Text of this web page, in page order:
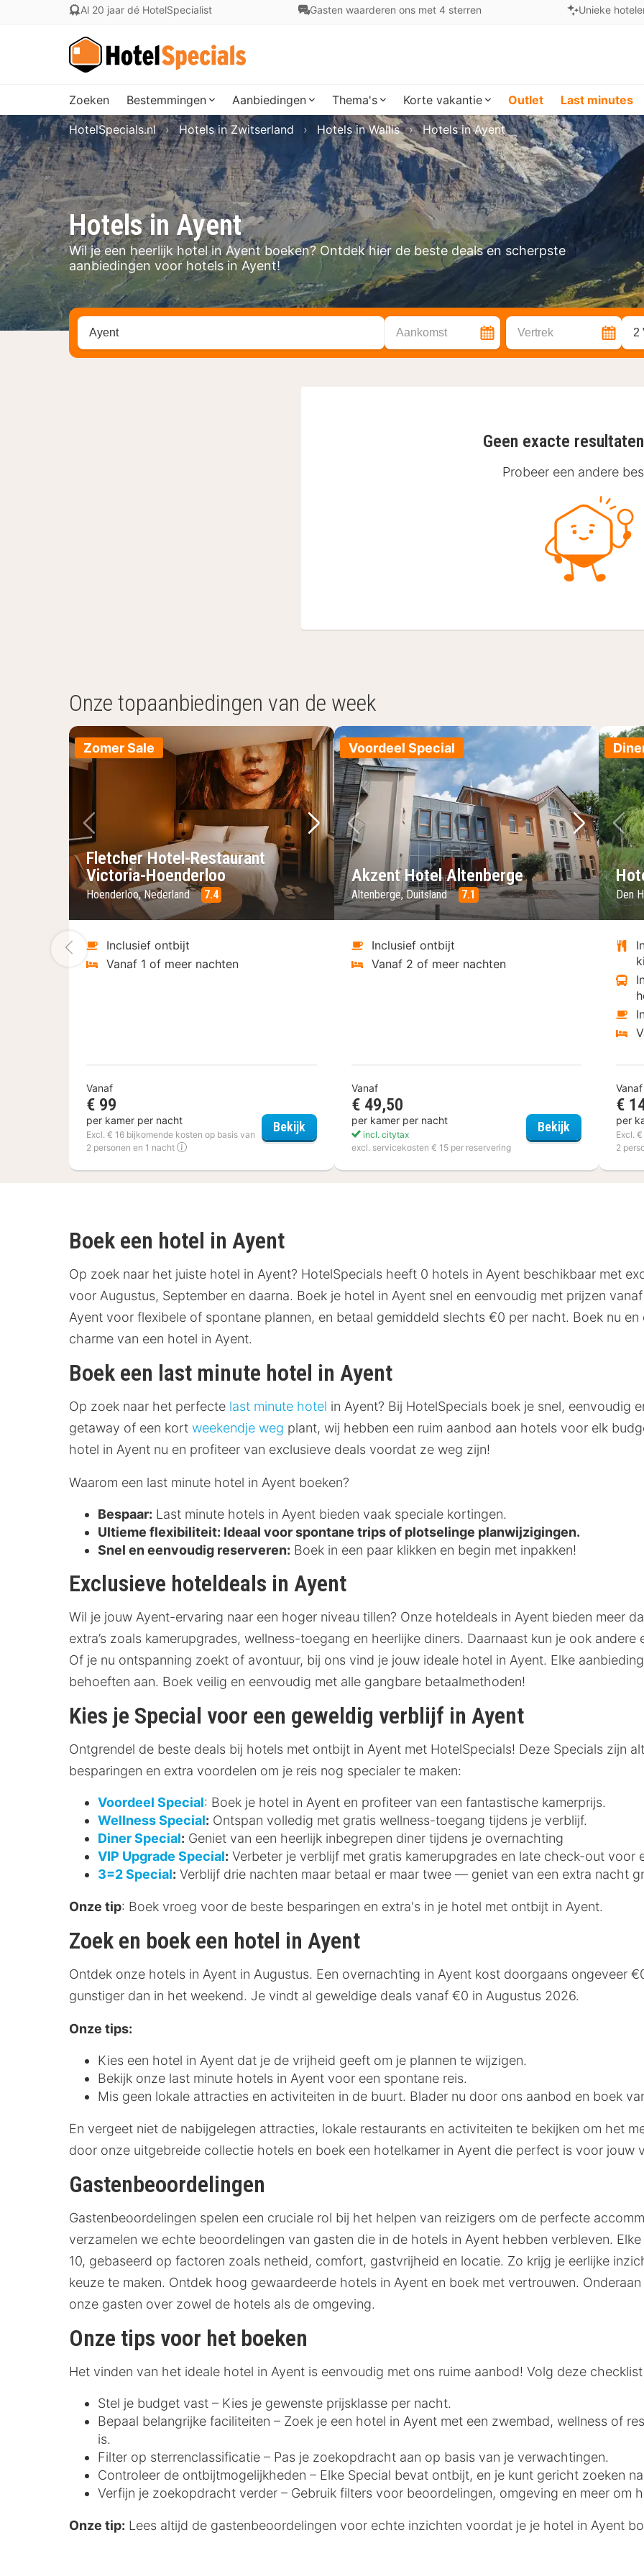
Al 20 jaar dé HotelSpecialist Gasten waarderen ons met 4 sterren Unieke
Zoeken Bestemmingen Aanbiedingen Thema's Korte vakantie Outlet Last minutes
Hotels in Ayent
Wil je een heerlijk hotel in Ayent boeken? Ontdek hier de beste deals en scherpste
aanbiedingen voor hotels in Ayent!
HotelSpecials.nl Hotels in Zwitserland Hotels in Wallis Hotels in Ayent
Zoek op hotel, regio of stad Aankomst Vertrek 2
Geen exacte
Probeer een andere
Onze topaanbiedingen van de week
Zomer Sale
Vorige foto
Volgende foto
Fletcher Hotel-Restaurant
Victoria-Hoenderloo
Hoenderloo, Nederland 7.4
Inclusief ontbijt
Vanaf 1 of meer nachten
Vanaf
€ 99
per kamer per nacht
Excl. € 16 bijkomende kosten op basis van
2 personen en 1 nacht
BekijkFletcher Hotel-Restaurant Victoria-Hoenderloo
Voordeel Special
Vorige foto
Volgende
Akzent Hotel Altenberge
Altenberge, Duitsland 7.1
Inclusief ontbijt
Vanaf 2 of meer nachten
Vanaf
€ 49,50
per kamer per nacht
incl. citytax
excl. servicekosten € 15 per reservering
Bekijk Akzent
Den
Vanaf
€
per
Excl.
2
Vorige foto
Boek een hotel in Ayent
Op zoek naar het juiste hotel in Ayent? HotelSpecials heeft 0 hotels in Ayent beschikbaar met
voor Augustus, September en daarna. Boek je hotel in Ayent snel en eenvoudig met prijzen
Ayent voor flexibele of spontane plannen, en betaal gemiddeld slechts €0 per nacht. Boek nu
charme van een hotel in Ayent.
Boek een last minute hotel in Ayent
Op zoek naar het perfecte last minute hotel in Ayent? Bij HotelSpecials boek je snel, eenvoudig
getaway of een kort weekendje weg plant, wij hebben een ruim aanbod aan hotels voor elk
hotel in Ayent nu en profiteer van exclusieve deals voordat ze weg zijn!
Waarom een last minute hotel in Ayent boeken?
Bespaar: Last minute hotels in Ayent bieden vaak speciale kortingen.
Ultieme flexibiliteit: Ideaal voor spontane trips of plotselinge planwijzigingen.
Snel en eenvoudig reserveren: Boek in een paar klikken en begin met inpakken!
Exclusieve hoteldeals in Ayent
Wil je jouw Ayent-ervaring naar een hoger niveau tillen? Onze hoteldeals in Ayent bieden meer
extra’s zoals kamerupgrades, wellness-toegang en heerlijke diners. Daarnaast kun je ook
Of je nu ontspanning zoekt of avontuur, bij ons vind je jouw ideale hotel in Ayent. Elke
behoeften aan. Boek veilig en eenvoudig met alle gangbare betaalmethoden!
Kies je Special voor een geweldig verblijf in Ayent
Ontgrendel de beste deals bij hotels met ontbijt in Ayent met HotelSpecials! Deze Specials zijn
besparingen en extra voordelen om je reis nog specialer te maken:
Voordeel Special: Boek je hotel in Ayent en profiteer van een fantastische kamerprijs.
Wellness Special: Ontspan volledig met gratis wellness-toegang tijdens je verblijf.
Diner Special: Geniet van een heerlijk inbegrepen diner tijdens je overnachting
VIP Upgrade Special: Verbeter je verblijf met gratis kamerupgrades en late check-out voor
3=2 Special: Verblijf drie nachten maar betaal er maar twee — geniet van een extra nacht
Onze tip: Boek vroeg voor de beste besparingen en extra's in je hotel met ontbijt in Ayent.
Zoek en boek een hotel in Ayent
Ontdek onze hotels in Ayent in Augustus. Een overnachting in Ayent kost doorgaans ongeveer
gunstiger dan in het weekend. Je vindt al geweldige deals vanaf €0 in Augustus 2026.
Onze tips:
Kies een hotel in Ayent dat je de vrijheid geeft om je plannen te wijzigen.
Bekijk onze last minute hotels in Ayent voor een spontane reis.
Mis geen lokale attracties en activiteiten in de buurt. Blader nu door ons aanbod en boek
En vergeet niet de nabijgelegen attracties, lokale restaurants en activiteiten te bekijken om het
door onze uitgebreide collectie hotels en boek een hotelkamer in Ayent die perfect is voor jouw
Gastenbeoordelingen
Gastenbeoordelingen spelen een cruciale rol bij het helpen van reizigers om de perfecte
verzamelen we echte beoordelingen van gasten die in de hotels in Ayent hebben verbleven.
10, gebaseerd op factoren zoals netheid, comfort, gastvrijheid en locatie. Zo krijg je eerlijke
keuze te maken. Ontdek hoog gewaardeerde hotels in Ayent en boek met vertrouwen.
onze gasten over zowel de hotels als de omgeving.
Onze tips voor het boeken
Het vinden van het ideale hotel in Ayent is eenvoudig met ons ruime aanbod! Volg deze
Stel je budget vast – Kies je gewenste prijsklasse per nacht.
Bepaal belangrijke faciliteiten – Zoek je een hotel in Ayent met een zwembad, wellness of
is.
Filter op sterrenclassificatie – Pas je zoekopdracht aan op basis van je verwachtingen.
Controleer de ontbijtmogelijkheden – Elke Special bevat ontbijt, en je kunt gericht zoeken
Verfijn je zoekopdracht verder – Gebruik filters voor beoordelingen, omgeving en meer om
Onze tip: Lees altijd de gastenbeoordelingen voor echte inzichten voordat je je hotel in Ayent